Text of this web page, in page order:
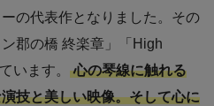
の代表作となりました。その
郡の橋 終楽章」「High
います。 心の琴線に触れる
技と美しい映像。そして心に